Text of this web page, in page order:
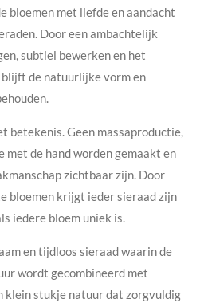
bloemen met liefde en aandacht
Door een ambachtelijk
subtiel bewerken en het
de natuurlijke vorm en
betekenis. Geen massaproductie,
met de hand worden gemaakt en
zichtbaar zijn. Door
bloemen krijgt ieder sieraad zijn
iedere bloem uniek is.
en tijdloos sieraad waarin de
wordt gecombineerd met
klein stukje natuur dat zorgvuldig